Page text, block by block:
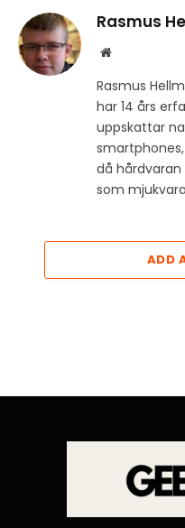
Rasmus
Website
Rasmus
har 14 års
uppskattar
då
som
ADD